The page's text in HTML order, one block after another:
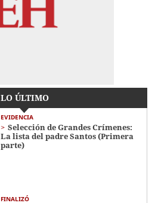
LO ÚLTIMO
EVIDENCIA
Selección de Grandes Crímenes:
La lista del padre Santos (Primera
parte)
FINALIZÓ